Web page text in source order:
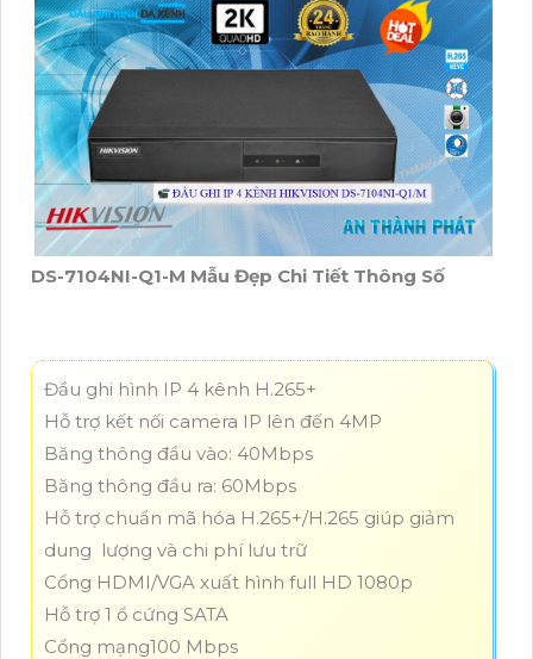
DS-7104NI-Q1-M Mẫu Đẹp Chi Tiết Thông Số
Đầu ghi hình IP 4 kênh H.265+
Hỗ trợ kết nối camera IP lên đến 4MP
Băng thông đầu vào: 40Mbps
Băng thông đầu ra: 60Mbps
Hỗ trợ chuẩn mã hóa H.265+/H.265 giúp giảm
dung lượng và chi phí lưu trữ
Cổng HDMI/VGA xuất hình full HD 1080p
Hỗ trợ 1 ổ cứng SATA
Cổng mạng100 Mbps